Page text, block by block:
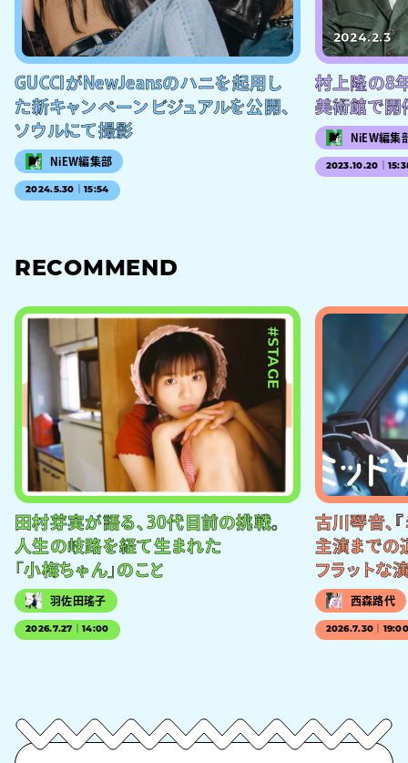
GUCCIがNewJeansのハニを起用し
た新キャンペーンビジュアルを公開、
ソウルにて撮影
NiEW編集部
2024.5.30｜15:54
2024.2.3
村上隆の8
美術館で開
NiEW編集
2023.10.20｜
RECOMMEND
#STAGE
田村芽実が語る、30代目前の挑戦。
人生の岐路を経て生まれた
「小梅ちゃん」のこと
羽佐田瑤子
2026.7.27｜14:00
古川琴音、
主演までの
フラットな
西森路代
2026.7.30｜